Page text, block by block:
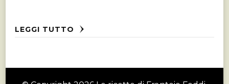
LEGGI TUTTO